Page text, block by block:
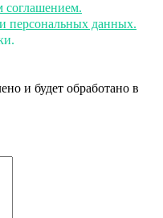
соглашением.
персональных данных.
и будет обработано в